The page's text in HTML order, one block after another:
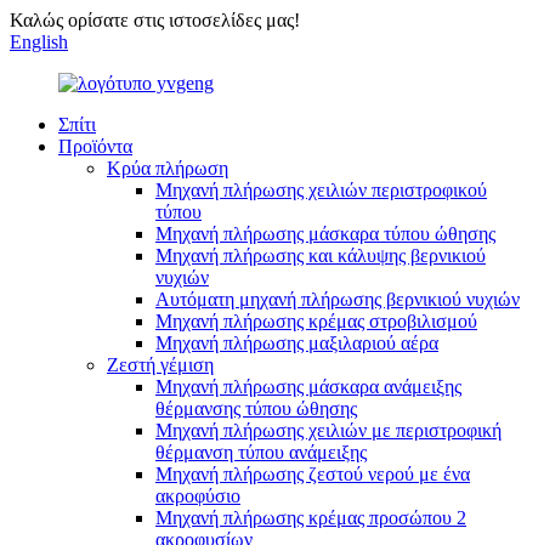
Καλώς ορίσατε στις ιστοσελίδες μας!
English
Σπίτι
Προϊόντα
Κρύα πλήρωση
Μηχανή πλήρωσης χειλιών περιστροφικού
τύπου
Μηχανή πλήρωσης μάσκαρα τύπου ώθησης
Μηχανή πλήρωσης και κάλυψης βερνικιού
νυχιών
Αυτόματη μηχανή πλήρωσης βερνικιού νυχιών
Μηχανή πλήρωσης κρέμας στροβιλισμού
Μηχανή πλήρωσης μαξιλαριού αέρα
Ζεστή γέμιση
Μηχανή πλήρωσης μάσκαρα ανάμειξης
θέρμανσης τύπου ώθησης
Μηχανή πλήρωσης χειλιών με περιστροφική
θέρμανση τύπου ανάμειξης
Μηχανή πλήρωσης ζεστού νερού με ένα
ακροφύσιο
Μηχανή πλήρωσης κρέμας προσώπου 2
ακροφυσίων